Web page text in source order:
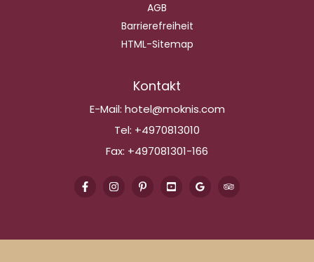
AGB
Barrierefreiheit
HTML-Sitemap
Kontakt
E-Mail: hotel@moknis.com
Tel: +4970813010
Fax: +497081301-166